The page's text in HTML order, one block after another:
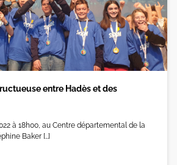
entre Hadès et des
à 18h00, au Centre départemental de la
Baker […]